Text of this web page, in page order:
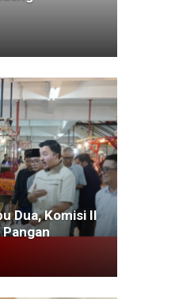
Dua, Komisi II